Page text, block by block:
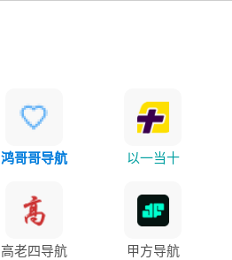
鸿哥哥导航 以一当十
高老四导航 甲方导航